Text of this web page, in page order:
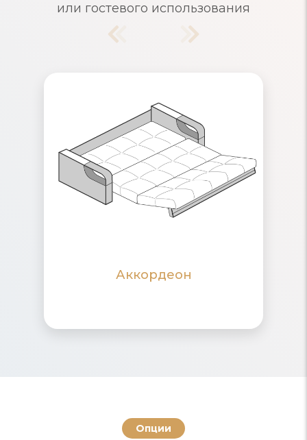
или гостевого использования
Аккордеон
Надежный механизм раскладывания,
рассчитанный на ежедневное
использование. Съемные чехлы и
ящики для хранения белья. Удобные
маленькие диваны для одного и
Опции